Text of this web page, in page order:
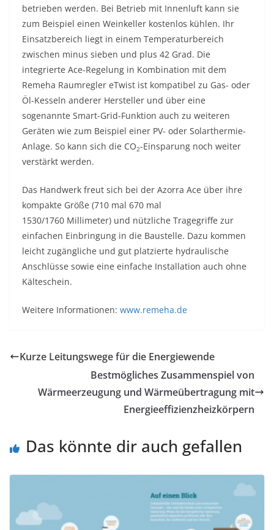
betrieben werden. Bei Betrieb mit Innenluft kann sie
zum Beispiel einen Weinkeller kostenlos kühlen. Ihr
Einsatzbereich liegt in einem Temperaturbereich
zwischen minus sieben und plus 42 Grad. Die
integrierte Ace-Regelung in Kombination mit dem
Remeha Raumregler eTwist ist kompatibel zu Gas- oder
Öl-Kesseln anderer Hersteller und über eine
sogenannte Smart-Grid-Funktion auch zu weiteren
Geräten wie zum Beispiel einer PV- oder Solarthermie-
Anlage. So kann sich die CO2-Einsparung noch weiter
verstärkt werden.
Das Handwerk freut sich bei der Azorra Ace über ihre
kompakte Größe (710 mal 670 mal
1530/1760 Millimeter) und nützliche Tragegriffe zur
einfachen Einbringung in die Baustelle. Dazu kommen
leicht zugängliche und gut platzierte hydraulische
Anschlüsse sowie eine einfache Installation auch ohne
Kälteschein.
Weitere Informationen: www.remeha.de
Kurze Leitungswege für die Energiewende
Bestmögliches Zusammenspiel von
Wärmeerzeugung und Wärmeübertragung mit
Energieeffizienzheizkörpern
Das könnte dir auch gefallen